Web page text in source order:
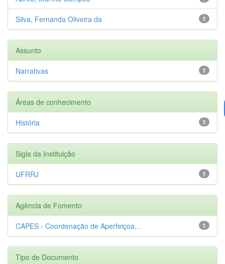
1
Silva, Fernanda Oliveira da
Assunto
1
Narrativas
Áreas de conhecimento
1
História
Sigla da Instituição
1
UFRRJ
Agência de Fomento
1
CAPES - Coordenação de Aperfeiçoa...
Tipo de Documento